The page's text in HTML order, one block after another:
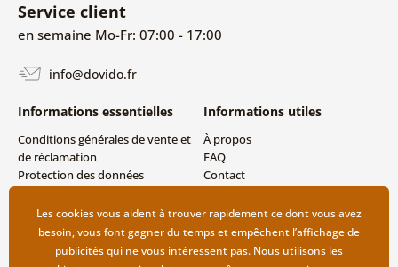
Service client
en semaine Mo-Fr: 07:00 - 17:00
info@dovido.fr
Informations essentielles
Conditions générales de vente et
de réclamation
Protection des données
Modes de livraison et de
paiement
Retour des produits
Informations utiles
À propos
FAQ
Contact
Les cookies vous aident à trouver rapidement ce dont vous avez
besoin, vous font gagner du temps et empêchent l’affichage de
publicités qui ne vous intéressent pas. Nous utilisons les